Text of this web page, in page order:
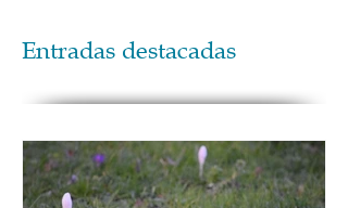
Entradas destacadas